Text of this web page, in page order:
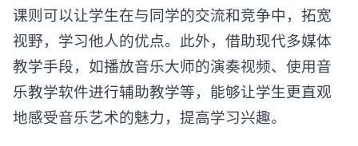
课则可以让学生在与同学的交流和竞争中，拓宽
视野，学习他人的优点。此外，借助现代多媒体
教学手段，如播放音乐大师的演奏视频、使用音
乐教学软件进行辅助教学等，能够让学生更直观
地感受音乐艺术的魅力，提高学习兴趣。